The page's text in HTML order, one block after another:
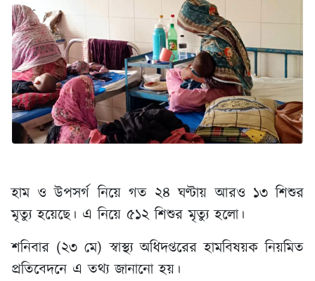
হাম ও উপসর্গ নিয়ে গত ২৪ ঘণ্টায় আরও ১৩ শিশুর
মৃত্যু হয়েছে। এ নিয়ে ৫১২ শিশুর মৃত্যু হলো।
শনিবার (২৩ মে) স্বাস্থ্য অধিদপ্তরের হামবিষয়ক নিয়মিত
প্রতিবেদনে এ তথ্য জানানো হয়।